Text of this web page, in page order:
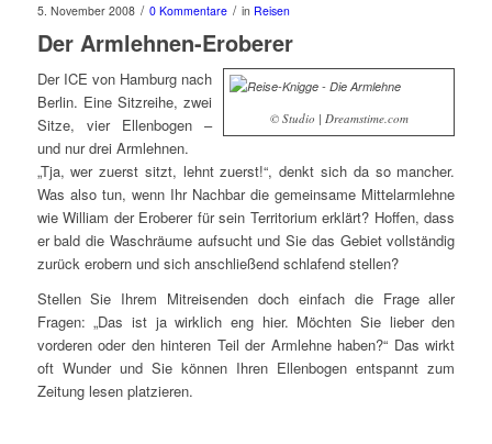
5. November 2008 / 0 Kommentare / in Reisen
Der Armlehnen-Eroberer
© Studio | Dreamstime.com
Der ICE von Hamburg nach
Berlin. Eine Sitzreihe, zwei
Sitze, vier Ellenbogen –
und nur drei Armlehnen.
„Tja, wer zuerst sitzt, lehnt zuerst!“, denkt sich da so mancher.
Was also tun, wenn Ihr Nachbar die gemeinsame Mittelarmlehne
wie William der Eroberer für sein Territorium erklärt? Hoffen, dass
er bald die Waschräume aufsucht und Sie das Gebiet vollständig
zurück erobern und sich anschließend schlafend stellen?
Stellen Sie Ihrem Mitreisenden doch einfach die Frage aller
Fragen: „Das ist ja wirklich eng hier. Möchten Sie lieber den
vorderen oder den hinteren Teil der Armlehne haben?“ Das wirkt
oft Wunder und Sie können Ihren Ellenbogen entspannt zum
Zeitung lesen platzieren.